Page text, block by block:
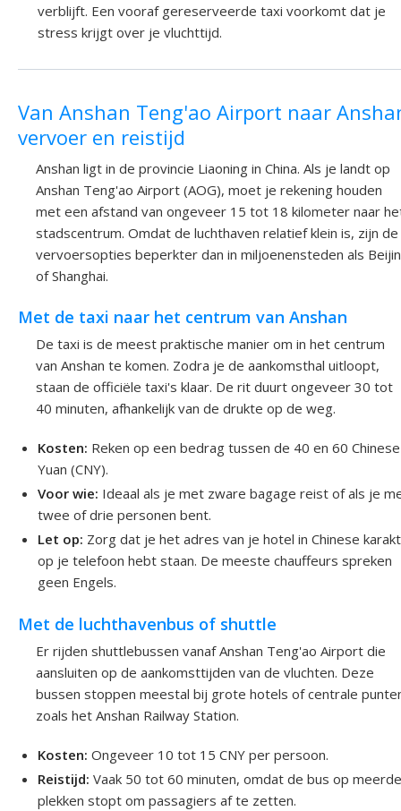
verblijft. Een vooraf gereserveerde taxi voorkomt dat je
stress krijgt over je vluchttijd.
Van Anshan Teng'ao Airport naar
vervoer en reistijd
Anshan ligt in de provincie Liaoning in China. Als je landt op
Anshan Teng'ao Airport (AOG), moet je rekening houden
met een afstand van ongeveer 15 tot 18 kilometer naar
stadscentrum. Omdat de luchthaven relatief klein is, zijn de
vervoersopties beperkter dan in miljoenensteden als
of Shanghai.
Met de taxi naar het centrum van Anshan
De taxi is de meest praktische manier om in het centrum
van Anshan te komen. Zodra je de aankomsthal uitloopt,
staan de officiële taxi's klaar. De rit duurt ongeveer 30 tot
40 minuten, afhankelijk van de drukte op de weg.
Kosten: Reken op een bedrag tussen de 40 en 60 Chinese
Yuan (CNY).
Voor wie: Ideaal als je met zware bagage reist of als je
twee of drie personen bent.
Let op: Zorg dat je het adres van je hotel in Chinese
op je telefoon hebt staan. De meeste chauffeurs spreken
geen Engels.
Met de luchthavenbus of shuttle
Er rijden shuttlebussen vanaf Anshan Teng'ao Airport die
aansluiten op de aankomsttijden van de vluchten. Deze
bussen stoppen meestal bij grote hotels of centrale
zoals het Anshan Railway Station.
Kosten: Ongeveer 10 tot 15 CNY per persoon.
Reistijd: Vaak 50 tot 60 minuten, omdat de bus op
plekken stopt om passagiers af te zetten.